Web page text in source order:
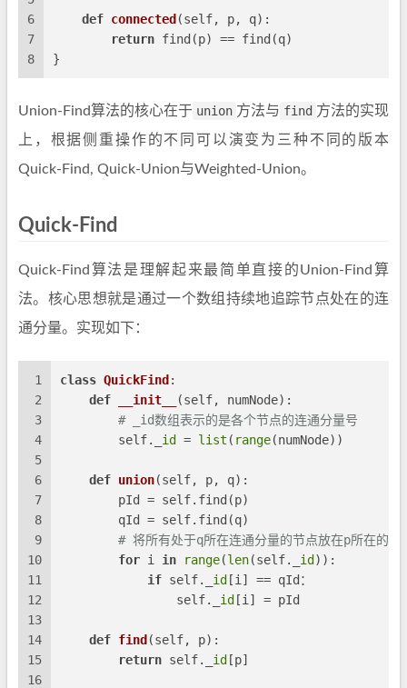
6
7
8
def connected (self, p, q):
return find(p) == find(q)
}
Union-Find算法的核心在于 union 方法与 find 方法的实现
上，根据侧重操作的不同可以演变为三种不同的版本
Quick-Find, Quick-Union与Weighted-Union。
Quick-Find
Quick-Find算法是理解起来最简单直接的Union-Find算
法。核心思想就是通过一个数组持续地追踪节点处在的连
通分量。实现如下：
1
2
3
4
5
6
7
8
9
10
11
12
13
14
15
16
class QuickFind :
def
__init__ (self, numNode):
# _id数组表示的是各个节点的连通分量号
        self._
id = list ( range(numNode))
def union(self, p, q):
        pId = self.find(p)
        qId = self.find(q)
# 将所有处于q所在连通分量的节点放在p所在的连
for i in range(len(self._ id )):
if self._ id [i] == qId：
                self._
id [i] = pId
def find (self, p):
return self._ id [p]